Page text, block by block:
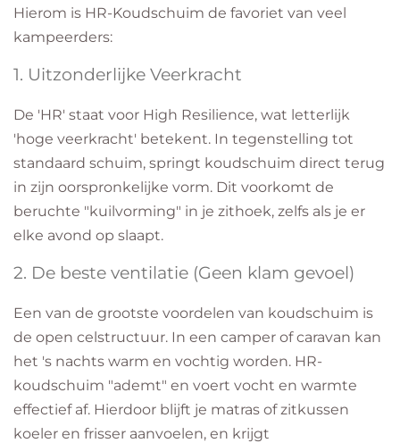
​Hierom is HR-Koudschuim de favoriet van veel
kampeerders:
​1. Uitzonderlijke Veerkracht
​De 'HR' staat voor High Resilience, wat letterlijk
'hoge veerkracht' betekent. In tegenstelling tot
standaard schuim, springt koudschuim direct terug
in zijn oorspronkelijke vorm. Dit voorkomt de
beruchte "kuilvorming" in je zithoek, zelfs als je er
elke avond op slaapt.
​2. De beste ventilatie (Geen klam gevoel)
​Een van de grootste voordelen van koudschuim is
de open celstructuur. In een camper of caravan kan
het 's nachts warm en vochtig worden. HR-
koudschuim "ademt" en voert vocht en warmte
effectief af. Hierdoor blijft je matras of zitkussen
koeler en frisser aanvoelen, en krijgt